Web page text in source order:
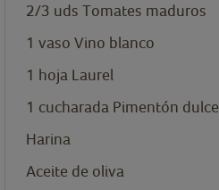
2/3 uds Tomates maduros
1 vaso Vino blanco
1 hoja Laurel
1 cucharada Pimentón dulce
Harina
Aceite de oliva